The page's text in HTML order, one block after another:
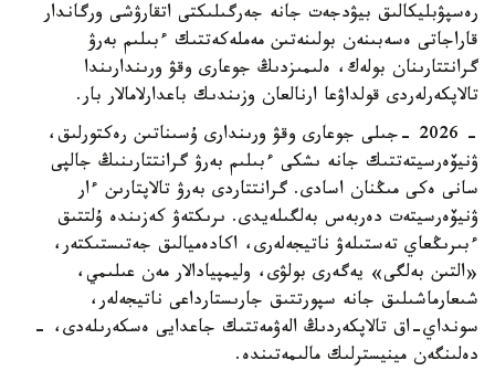
رەسپۋبليكالىق بيۋدجەت جانە جەرگىلىكتى اتقارۋشى ورگاندار
قاراجاتى ەسەبىنەن بولىنەتىن مەملەكەتتىك ءبىلىم بەرۋ
گرانتتارىنان بولەك، ەلىمىزدىڭ جوعارى وقۋ ورىندارىندا
تالاپكەرلەردى قولداۋعا ارنالعان وزىندىك باعدارلامالار بار.
- 2026 -جىلى جوعارى وقۋ ورىندارى ۇسىناتىن رەكتورلىق،
ۋنيۆەرسيتەتتىك جانە ىشكى ءبىلىم بەرۋ گرانتتارىنىڭ جالپى
سانى ەكى مىڭنان اسادى. گرانتتاردى بەرۋ تالاپتارىن ءار
ۋنيۆەرسيتەت دەربەس بەلگىلەيدى. ىرىكتەۋ كەزىندە ۇلتتىق
ءبىرىڭعاي تەستىلەۋ ناتيجەلەرى، اكادەميالىق جەتىستىكتەر،
«التىن بەلگى» يەگەرى بولۋى، وليمپيادالار مەن عىلىمي،
شىعارماشىلىق جانە سپورتتىق جارىستارداعى ناتيجەلەر،
سونداي-اق تالاپكەردىڭ الەۋمەتتىك جاعدايى ەسكەرىلەدى، -
دەلىنگەن مينيسترلىك مالىمەتىندە.